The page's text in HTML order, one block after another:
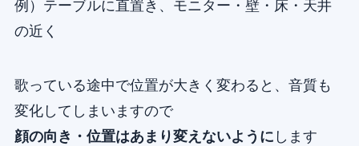
例）テーブルに直置き、モニター・壁・床・天井
の近く
歌っている途中で位置が大きく変わると、音質も
変化してしまいますので
顔の向き・位置はあまり変えないように します